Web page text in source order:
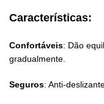
Características:
Confortáveis: Dão
gradualmente.
Seguros: Anti-